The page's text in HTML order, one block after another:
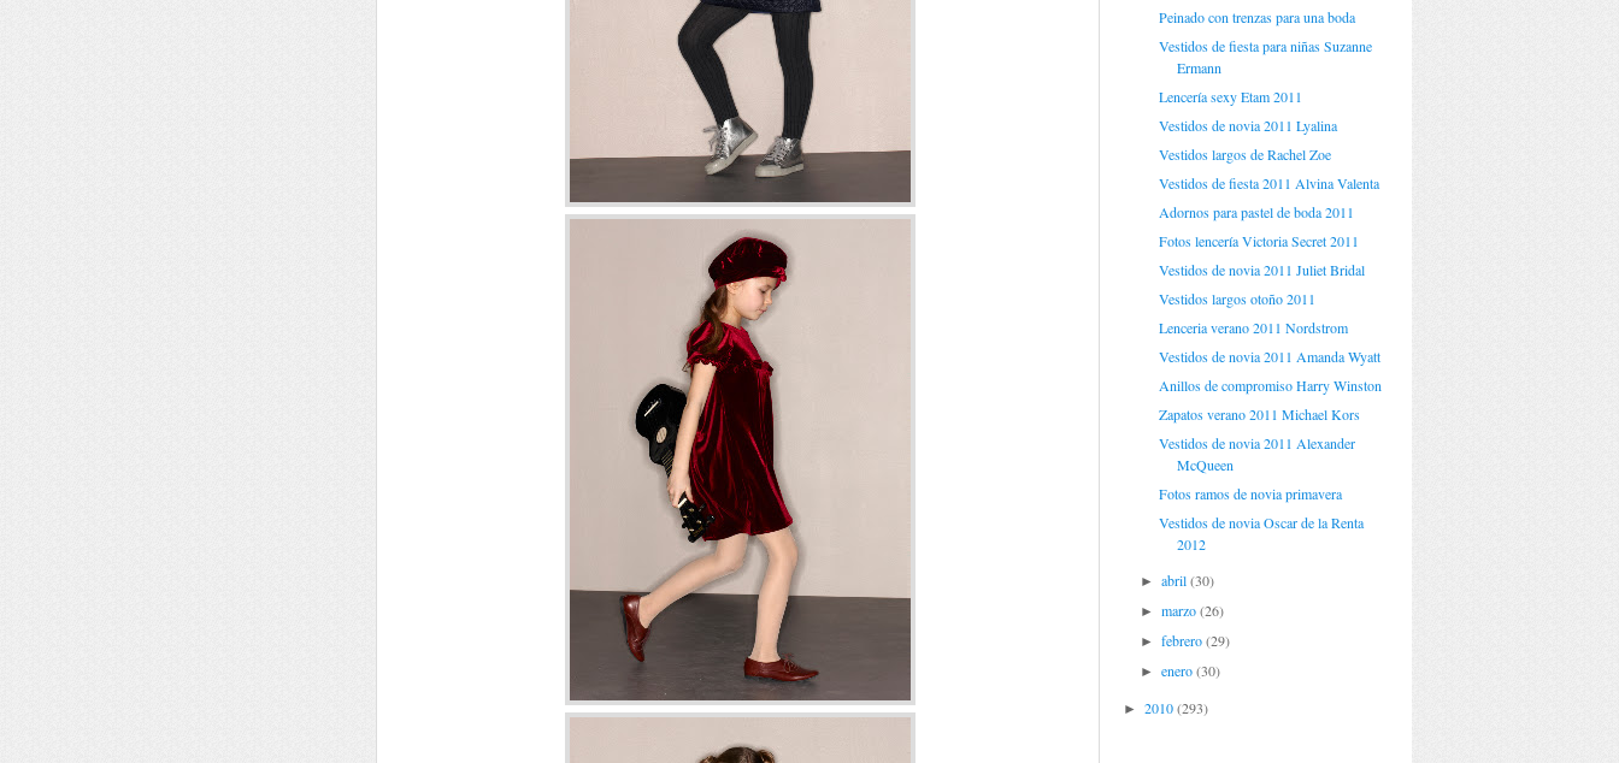
Peinado con trenzas para una boda
Vestidos de fiesta para niñas Suzanne
Ermann
Lencería sexy Etam 2011
Vestidos de novia 2011 Lyalina
Vestidos largos de Rachel Zoe
Vestidos de fiesta 2011 Alvina Valenta
Adornos para pastel de boda 2011
Fotos lencería Victoria Secret 2011
Vestidos de novia 2011 Juliet Bridal
Vestidos largos otoño 2011
Lenceria verano 2011 Nordstrom
Vestidos de novia 2011 Amanda Wyatt
Anillos de compromiso Harry Winston
Zapatos verano 2011 Michael Kors
Vestidos de novia 2011 Alexander
McQueen
Fotos ramos de novia primavera
Vestidos de novia Oscar de la Renta
2012
►abril (30)
►marzo (26)
►febrero (29)
►enero (30)
► 2010(293)